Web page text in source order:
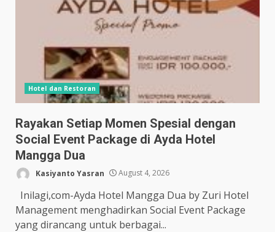
Hotel dan Restoran
Rayakan Setiap Momen Spesial dengan
Social Event Package di Ayda Hotel
Mangga Dua
Kasiyanto Yasran August 4, 2026
Inilagi,com-Ayda Hotel Mangga Dua by Zuri Hotel
Management menghadirkan Social Event Package
yang dirancang untuk berbagai...